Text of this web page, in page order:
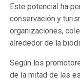
Este potencial ha
conservación y
organizaciones,
alrededor de la
Según los
de la mitad de las